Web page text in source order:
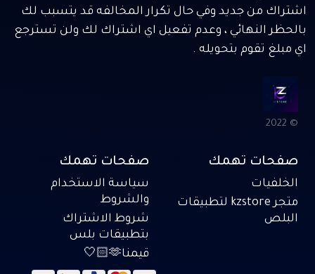
اشتراك من جديد وفي حال تكرار المخالفه قد يتسبب لك
بالحظر النهائي ، وعدم تفعيل اي اشتراك لك ولن تسترجع
اي مبلغ تقوم بتحويله .
© 2022
صفحات تهمك
الخلفيات
متجر kzstore لتطبيقات
البلص
صفحات تهمك
سياسة الاستخدام
والشروط
شروط الاشتراك
بتطبيقات بلس
قيمنا🫶🏻🤍